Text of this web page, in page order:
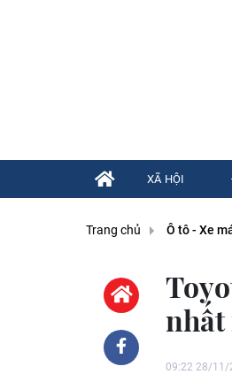
XÃ HỘI
Trang chủ Ô tô - Xe
nhất
09:22 28/11/